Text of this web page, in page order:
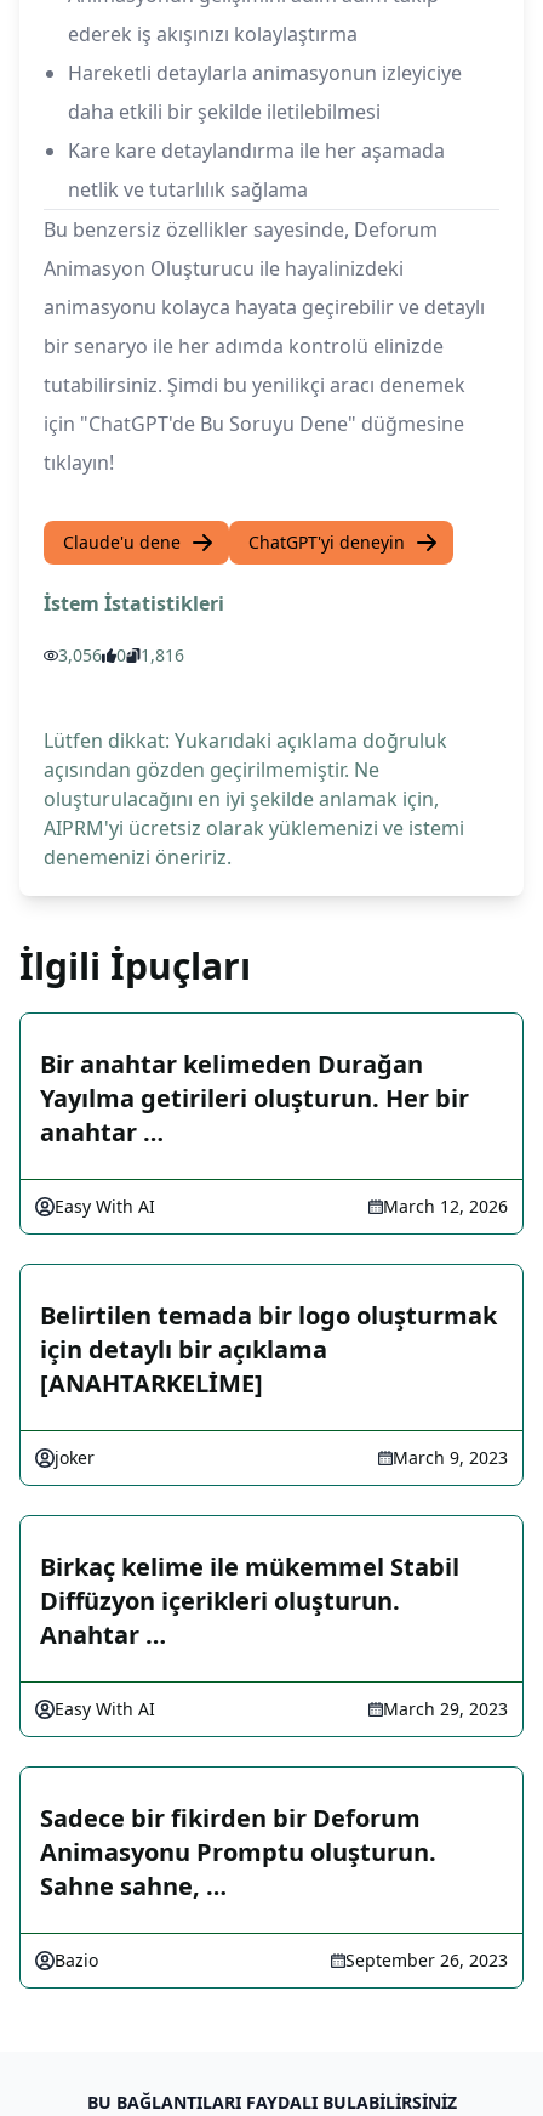
ederek iş akışınızı kolaylaştırma
Hareketli detaylarla animasyonun izleyiciye
daha etkili bir şekilde iletilebilmesi
Kare kare detaylandırma ile her aşamada
netlik ve tutarlılık sağlama
Bu benzersiz özellikler sayesinde, Deforum
Animasyon Oluşturucu ile hayalinizdeki
animasyonu kolayca hayata geçirebilir ve detaylı
bir senaryo ile her adımda kontrolü elinizde
tutabilirsiniz. Şimdi bu yenilikçi aracı denemek
için "ChatGPT'de Bu Soruyu Dene" düğmesine
tıklayın!
Claude'u dene ChatGPT'yi deneyin
İstem İstatistikleri
3,056 0 1,816
Lütfen dikkat: Yukarıdaki açıklama doğruluk
açısından gözden geçirilmemiştir. Ne
oluşturulacağını en iyi şekilde anlamak için,
AIPRM'yi ücretsiz olarak yüklemenizi ve istemi
denemenizi öneririz.
İlgili İpuçları
Bir anahtar kelimeden Durağan
Yayılma getirileri oluşturun. Her bir
anahtar …
Easy With AI March 12, 2026
Belirtilen temada bir logo oluşturmak
için detaylı bir açıklama
[ANAHTARKELİME]
joker March 9, 2023
Birkaç kelime ile mükemmel Stabil
Diffüzyon içerikleri oluşturun.
Anahtar …
Easy With AI March 29, 2023
Sadece bir fikirden bir Deforum
Animasyonu Promptu oluşturun.
Sahne sahne, …
Bazio September 26, 2023
BU BAĞLANTILARI FAYDALI BULABILIRSINIZ